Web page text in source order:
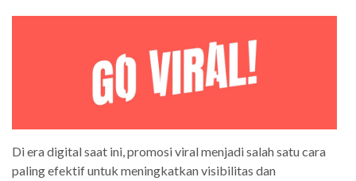
Di era digital saat ini, promosi viral menjadi salah satu cara
paling efektif untuk meningkatkan visibilitas dan